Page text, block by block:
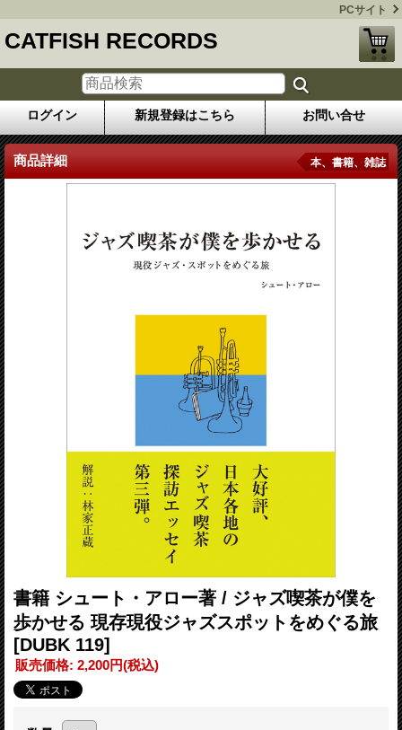
PCサイト
CATFISH RECORDS
ログイン 新規登録はこちら お問い合せ
商品詳細 本、書籍、雑誌
書籍 シュート・アロー著 / ジャズ喫茶が僕を
歩かせる 現存現役ジャズスポットをめぐる旅
[DUBK 119]
販売価格: 2,200円(税込)